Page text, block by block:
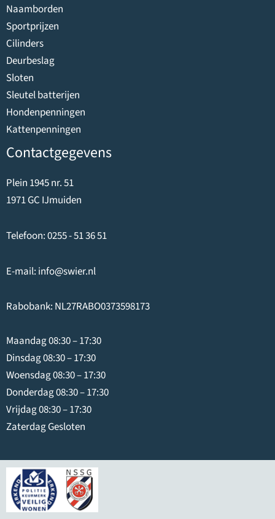
Naamborden
Sportprijzen
Cilinders
Deurbeslag
Sloten
Sleutel batterijen
Hondenpenningen
Kattenpenningen
Contactgegevens
Plein 1945 nr. 51
1971 GC IJmuiden
Telefoon:0255 - 51 36 51
E-mail: info@swier.nl
Rabobank: NL27RABO0373598173
Maandag 08:30 – 17:30
Dinsdag 08:30 – 17:30
Woensdag 08:30 – 17:30
Donderdag 08:30 – 17:30
Vrijdag 08:30 – 17:30
Zaterdag Gesloten